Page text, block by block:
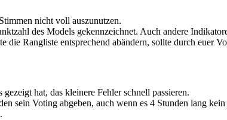
nicht voll auszunutzen.
des Models gekennzeichnet. Auch andere
Rangliste entsprechend abändern, sollte durch euer
hat, das kleinere Fehler schnell passieren.
sein Voting abgeben, auch wenn es 4 Stunden lang kein